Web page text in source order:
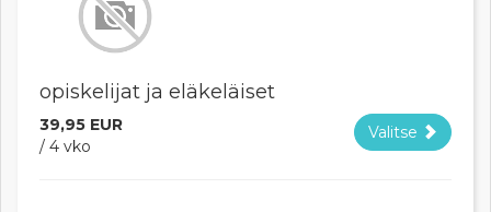
opiskelijat ja eläkeläiset
39,95 EUR
/ 4 vko
Valitse